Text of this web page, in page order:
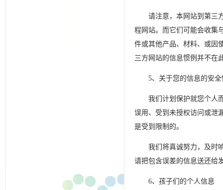
请注意，本网站到第三
程网站。而它们可能会收集
件或其他产品、材料、或因
三方网站的信息惯例并不在
5、关于您的信息的安全
我们计划保护就您个人
误用、受到未授权访问或泄
是受到限制的。
我们将真诚努力，及时
请把包含误差的信息送还给
6、孩子们的个人信息